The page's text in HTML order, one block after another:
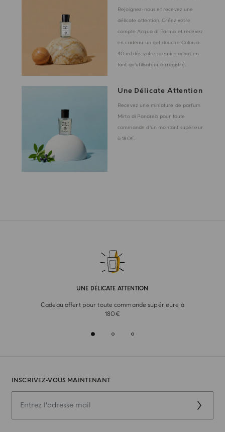
Rejoignez-nous et recevez une
délicate attention. Créez votre
compte Acqua di Parma et recevez
en cadeau un gel douche Colonia
40 ml dès votre premier achat en
tant qu'utilisateur enregistré.
Une Délicate Attention
Recevez une miniature de parfum
Mirto di Panarea pour toute
commande d'un montant supérieur
à 180€.
UNE DÉLICATE ATTENTION
Cadeau offert pour toute commande supérieure à
180€
INSCRIVEZ-VOUS MAINTENANT